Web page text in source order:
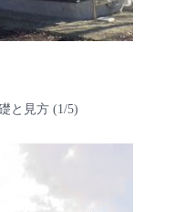
と見方 (1/5)